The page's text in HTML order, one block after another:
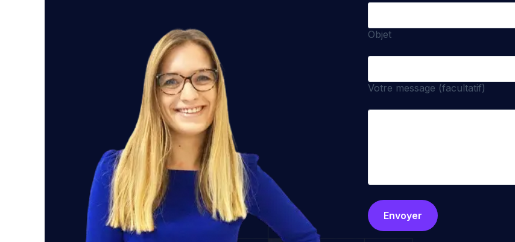
Objet
Votre message (facultatif)